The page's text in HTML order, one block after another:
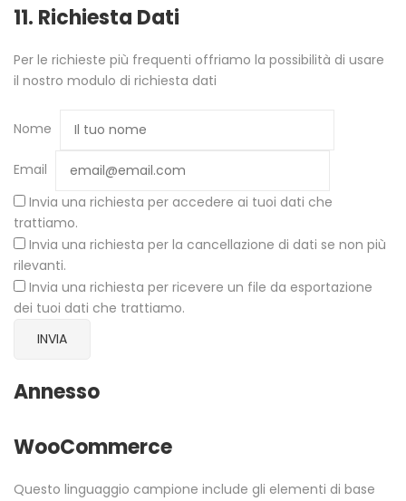
11. Richiesta Dati
Per le richieste più frequenti offriamo la possibilità di usare
il nostro modulo di richiesta dati
Nome
Email
Invia una richiesta per accedere ai tuoi dati che
trattiamo.
Invia una richiesta per la cancellazione di dati se non più
rilevanti.
Invia una richiesta per ricevere un file da esportazione
dei tuoi dati che trattiamo.
Annesso
WooCommerce
Questo linguaggio campione include gli elementi di base